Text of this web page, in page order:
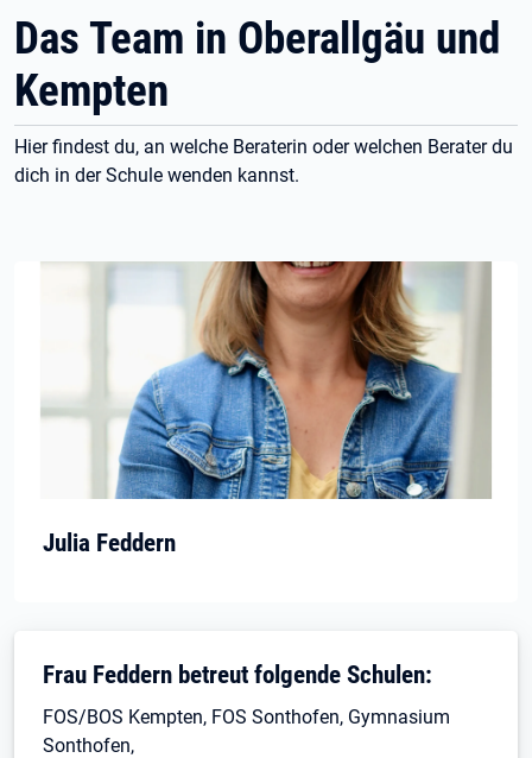
Das Team in Oberallgäu und
Kempten
Hier findest du, an welche Beraterin oder welchen Berater du
dich in der Schule wenden kannst.
Julia Feddern
Frau Feddern betreut folgende Schulen:
FOS/BOS Kempten, FOS Sonthofen, Gymnasium
Sonthofen,